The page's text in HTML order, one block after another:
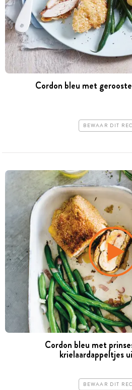
Cordon bleu met
BEWAAR DIT
Cordon bleu met
krielaardappeltjes
BEWAAR DIT